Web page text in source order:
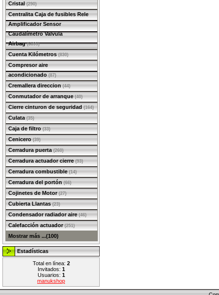
Cristal (290)
Centralita Caja de fusibles Rele
Amplificador Sensor
Caudalímetro Valvula
Airbag(6899)
Cuenta Kilómetros (830)
Compresor aire
acondicionado(87)
Cremallera direccion (44)
Conmutador de arranque (40)
Cierre cinturon de seguridad (164)
Culata (35)
Caja de filtro (33)
Cenicero (39)
Cerradura puerta (260)
Cerradura actuador cierre (93)
Cerradura combustible (14)
Cerradura del portón (66)
Cojinetes de Motor (27)
Cubierta Llantas (23)
Condensador radiador aire (46)
Calefacción actuador (251)
Mostrar más ...(100)
Estadísticas
Total en línea: 2
Invitados: 1
Usuarios: 1
manukshop